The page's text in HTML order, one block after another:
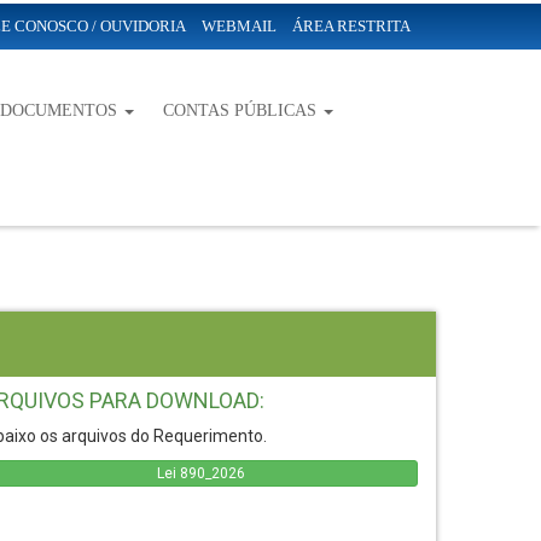
CONOSCO / OUVIDORIA WEBMAIL ÁREA RESTRITA
CONTAS PÚBLICAS
PARA DOWNLOAD:
os arquivos do Requerimento.
Lei 890_2026